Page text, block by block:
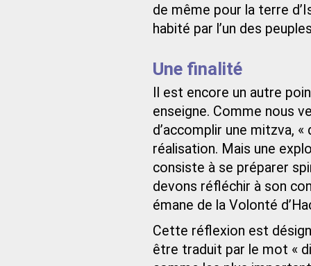
de même pour la terre
habité par l’un des
Une finalité
Il est encore un autre
enseigne. Comme nous
d’accomplir une mitzva,
réalisation. Mais une
consiste à se préparer
devons réfléchir à son
émane de la Volonté
Cette réflexion est
être traduit par le mot «